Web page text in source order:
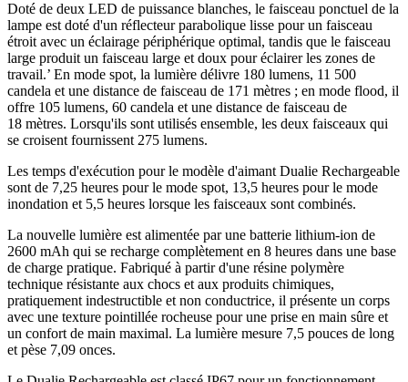
Doté de deux LED de puissance blanches, le faisceau ponctuel de la
lampe est doté d'un réflecteur parabolique lisse pour un faisceau
étroit avec un éclairage périphérique optimal, tandis que le faisceau
large produit un faisceau large et doux pour éclairer les zones de
travail.’ En mode spot, la lumière délivre 180 lumens, 11 500
candela et une distance de faisceau de 171 mètres ; en mode flood, il
offre 105 lumens, 60 candela et une distance de faisceau de
18 mètres. Lorsqu'ils sont utilisés ensemble, les deux faisceaux qui
se croisent fournissent 275 lumens.
Les temps d'exécution pour le modèle d'aimant Dualie Rechargeable
sont de 7,25 heures pour le mode spot, 13,5 heures pour le mode
inondation et 5,5 heures lorsque les faisceaux sont combinés.
La nouvelle lumière est alimentée par une batterie lithium-ion de
2600 mAh qui se recharge complètement en 8 heures dans une base
de charge pratique. Fabriqué à partir d'une résine polymère
technique résistante aux chocs et aux produits chimiques,
pratiquement indestructible et non conductrice, il présente un corps
avec une texture pointillée rocheuse pour une prise en main sûre et
un confort de main maximal. La lumière mesure 7,5 pouces de long
et pèse 7,09 onces.